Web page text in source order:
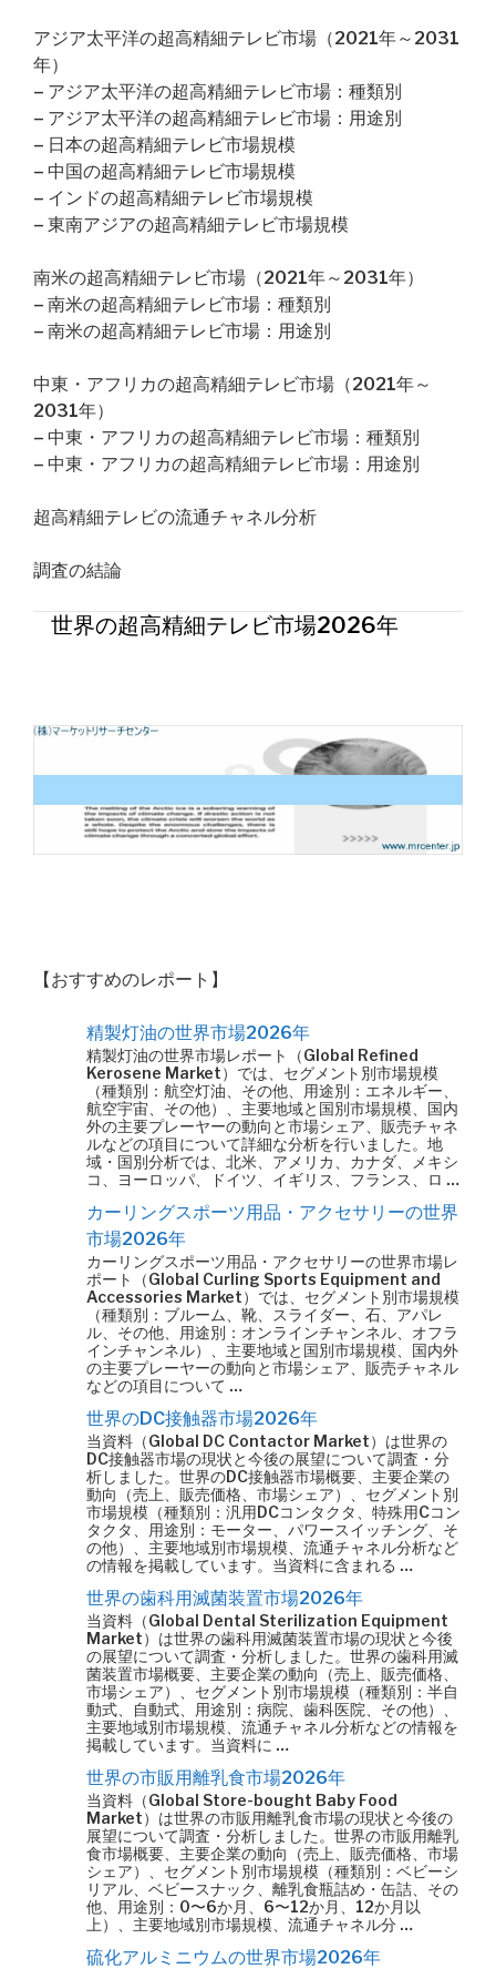
アジア太平洋の超高精細テレビ市場（2021年～2031
年）
– アジア太平洋の超高精細テレビ市場：種類別
– アジア太平洋の超高精細テレビ市場：用途別
– 日本の超高精細テレビ市場規模
– 中国の超高精細テレビ市場規模
– インドの超高精細テレビ市場規模
– 東南アジアの超高精細テレビ市場規模
南米の超高精細テレビ市場（2021年～2031年）
– 南米の超高精細テレビ市場：種類別
– 南米の超高精細テレビ市場：用途別
中東・アフリカの超高精細テレビ市場（2021年～
2031年）
– 中東・アフリカの超高精細テレビ市場：種類別
– 中東・アフリカの超高精細テレビ市場：用途別
超高精細テレビの流通チャネル分析
調査の結論
世界の超高精細テレビ市場2026年
【おすすめのレポート】
精製灯油の世界市場2026年
精製灯油の世界市場レポート（Global Refined
Kerosene Market）では、セグメント別市場規模
（種類別：航空灯油、その他、用途別：エネルギー、
航空宇宙、その他）、主要地域と国別市場規模、国内
外の主要プレーヤーの動向と市場シェア、販売チャネ
ルなどの項目について詳細な分析を行いました。地
域・国別分析では、北米、アメリカ、カナダ、メキシ
コ、ヨーロッパ、ドイツ、イギリス、フランス、ロ …
カーリングスポーツ用品・アクセサリーの世界
市場2026年
カーリングスポーツ用品・アクセサリーの世界市場レ
ポート（Global Curling Sports Equipment and
Accessories Market）では、セグメント別市場規模
（種類別：ブルーム、靴、スライダー、石、アパレ
ル、その他、用途別：オンラインチャンネル、オフラ
インチャンネル）、主要地域と国別市場規模、国内外
の主要プレーヤーの動向と市場シェア、販売チャネル
などの項目について …
世界のDC接触器市場2026年
当資料（Global DC Contactor Market）は世界の
DC接触器市場の現状と今後の展望について調査・分
析しました。世界のDC接触器市場概要、主要企業の
動向（売上、販売価格、市場シェア）、セグメント別
市場規模（種類別：汎用DCコンタクタ、特殊用Cコン
タクタ、用途別：モーター、パワースイッチング、そ
の他）、主要地域別市場規模、流通チャネル分析など
の情報を掲載しています。当資料に含まれる …
世界の歯科用滅菌装置市場2026年
当資料（Global Dental Sterilization Equipment
Market）は世界の歯科用滅菌装置市場の現状と今後
の展望について調査・分析しました。世界の歯科用滅
菌装置市場概要、主要企業の動向（売上、販売価格、
市場シェア）、セグメント別市場規模（種類別：半自
動式、自動式、用途別：病院、歯科医院、その他）、
主要地域別市場規模、流通チャネル分析などの情報を
掲載しています。当資料に …
世界の市販用離乳食市場2026年
当資料（Global Store-bought Baby Food
Market）は世界の市販用離乳食市場の現状と今後の
展望について調査・分析しました。世界の市販用離乳
食市場概要、主要企業の動向（売上、販売価格、市場
シェア）、セグメント別市場規模（種類別：ベビーシ
リアル、ベビースナック、離乳食瓶詰め・缶詰、その
他、用途別：0〜6か月、6〜12か月、12か月以
上）、主要地域別市場規模、流通チャネル分 …
硫化アルミニウムの世界市場2026年